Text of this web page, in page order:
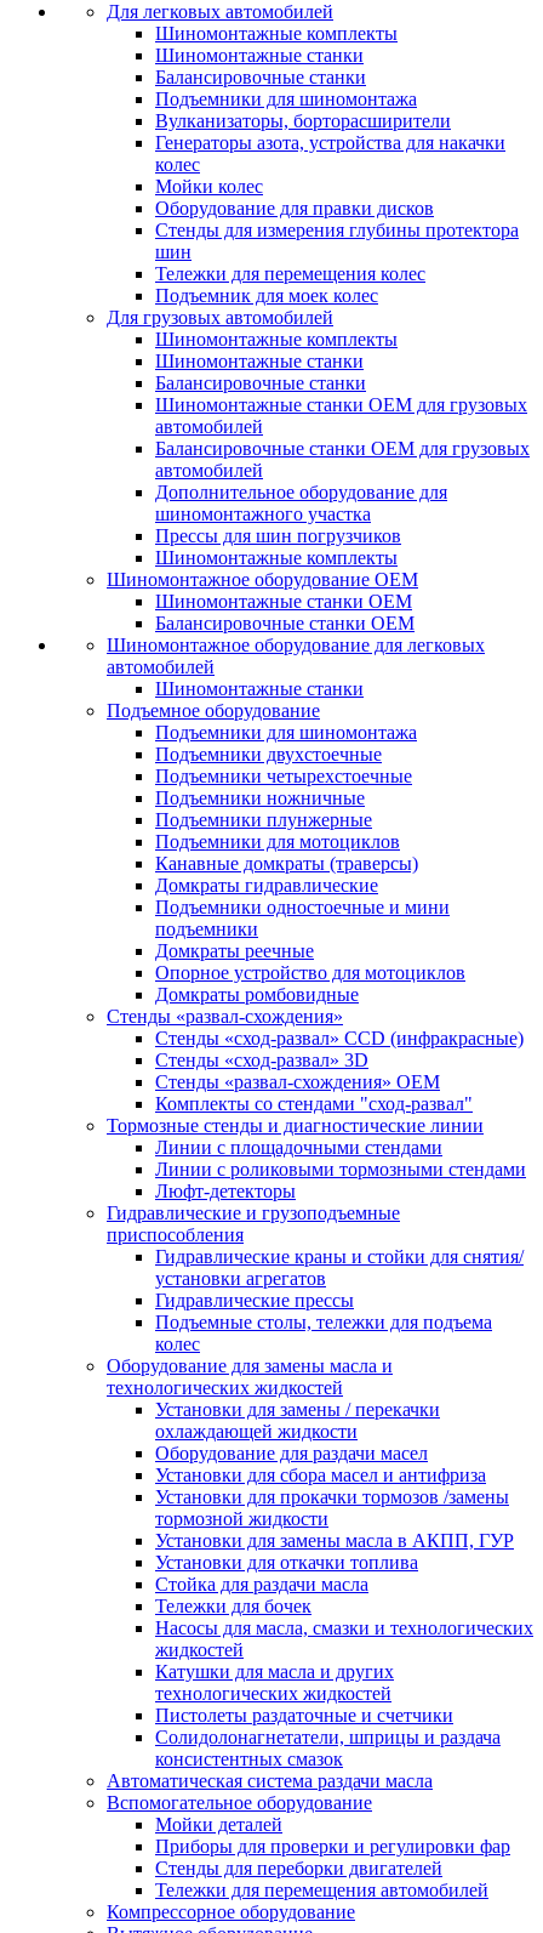
Для легковых автомобилей
Шиномонтажные комплекты
Шиномонтажные станки
Балансировочные станки
Подъемники для шиномонтажа
Вулканизаторы, борторасширители
Генераторы азота, устройства для накачки
колес
Мойки колес
Оборудование для правки дисков
Стенды для измерения глубины протектора
шин
Тележки для перемещения колес
Подъемник для моек колеc
Для грузовых автомобилей
Шиномонтажные комплекты
Шиномонтажные станки
Балансировочные станки
Шиномонтажные станки ОЕМ для грузовых
автомобилей
Балансировочные станки ОЕМ для грузовых
автомобилей
Дополнительное оборудование для
шиномонтажного участка
Прессы для шин погрузчиков
Шиномонтажные комплекты
Шиномонтажное оборудование ОЕМ
Шиномонтажные станки ОЕМ
Балансировочные станки ОЕМ
Шиномонтажное оборудование для легковых
автомобилей
Шиномонтажные станки
Подъемное оборудование
Подъемники для шиномонтажа
Подъемники двухстоечные
Подъемники четырехстоечные
Подъемники ножничные
Подъемники плунжерные
Подъемники для мотоциклов
Канавные домкраты (траверсы)
Домкраты гидравлические
Подъемники одностоечные и мини
подъемники
Домкраты реечные
Опорное устройство для мотоциклов
Домкраты ромбовидные
Стенды «развал-схождения»
Стенды «сход-развал» CCD (инфракрасные)
Стенды «сход-развал» 3D
Стенды «развал-схождения» ОЕМ
Комплекты со стендами "сход-развал"
Тормозные стенды и диагностические линии
Линии с площадочными стендами
Линии с роликовыми тормозными стендами
Люфт-детекторы
Гидравлические и грузоподъемные
приспособления
Гидравлические краны и стойки для снятия/
установки агрегатов
Гидравлические прессы
Подъемные столы, тележки для подъема
колес
Оборудование для замены масла и
технологических жидкостей
Установки для замены / перекачки
охлаждающей жидкости
Оборудование для раздачи масел
Установки для сбора масел и антифриза
Установки для прокачки тормозов /замены
тормозной жидкости
Установки для замены масла в АКПП, ГУР
Установки для откачки топлива
Стойка для раздачи масла
Тележки для бочек
Насосы для масла, смазки и технологических
жидкостей
Катушки для масла и других
технологических жидкостей
Пистолеты раздаточные и счетчики
Солидолонагнетатели, шприцы и раздача
консистентных смазок
Автоматическая система раздачи масла
Вспомогательное оборудование
Мойки деталей
Приборы для проверки и регулировки фар
Стенды для переборки двигателей
Тележки для перемещения автомобилей
Компрессорное оборудование